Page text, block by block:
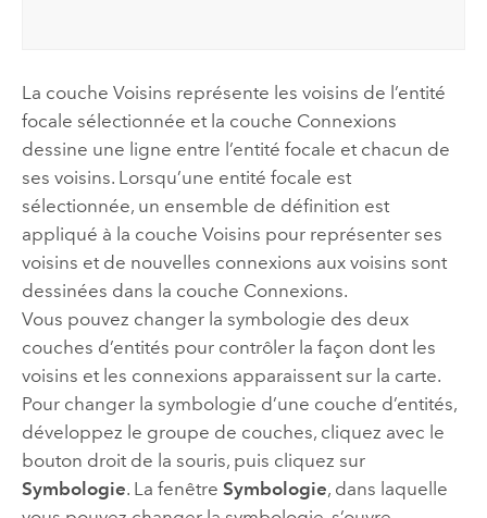
La couche Voisins représente les voisins de l’entité
focale sélectionnée et la couche Connexions
dessine une ligne entre l’entité focale et chacun de
ses voisins. Lorsqu’une entité focale est
sélectionnée, un ensemble de définition est
appliqué à la couche Voisins pour représenter ses
voisins et de nouvelles connexions aux voisins sont
dessinées dans la couche Connexions.
Vous pouvez changer la symbologie des deux
couches d’entités pour contrôler la façon dont les
voisins et les connexions apparaissent sur la carte.
Pour changer la symbologie d’une couche d’entités,
développez le groupe de couches, cliquez avec le
bouton droit de la souris, puis cliquez sur
Symbologie. La fenêtre Symbologie, dans laquelle